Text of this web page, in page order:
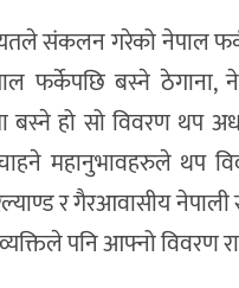
संकलन गरेको नेपाल
फर्केपछि बस्ने
बस्ने हो सो विवरण थप
महानुभावहरुले थप
र गैरआवासीय
पनि आफ्नो विवरण